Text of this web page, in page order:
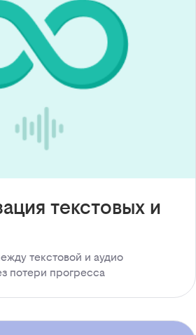
текстовых и
текстовой и аудио
потери прогресса